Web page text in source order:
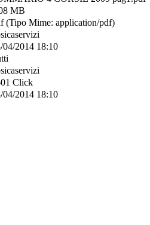
MB
(Tipo Mime: application/pdf)
04/2014 18:10
Click
04/2014 18:10